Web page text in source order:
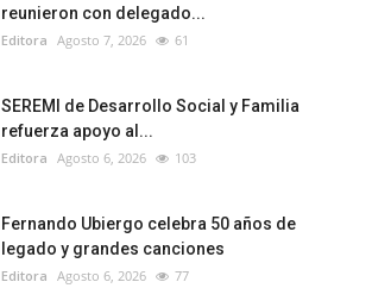
reunieron con delegado...
Editora Agosto 7, 2026 61
SEREMI de Desarrollo Social y Familia
refuerza apoyo al...
Editora Agosto 6, 2026 103
Fernando Ubiergo celebra 50 años de
legado y grandes canciones
Editora Agosto 6, 2026 77